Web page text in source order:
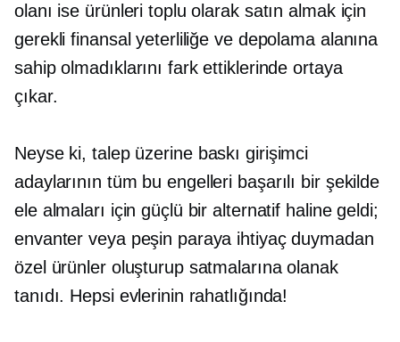
olanı ise ürünleri toplu olarak satın almak için
gerekli finansal yeterliliğe ve depolama alanına
sahip olmadıklarını fark ettiklerinde ortaya
çıkar.
Neyse ki,talep üzerine baskı girişimci
adaylarının tüm bu engelleri başarılı bir şekilde
ele almaları için güçlü bir alternatif haline geldi;
envanter veya peşin paraya ihtiyaç duymadan
özel ürünler oluşturup satmalarına olanak
tanıdı. Hepsi evlerinin rahatlığında!